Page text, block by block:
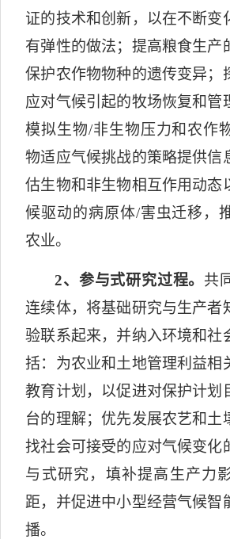
证的技术和创新，以在不断变
有弹性的做法；提高粮食生产
保护农作物物种的遗传变异；
应对气候引起的牧场恢复和管
模拟生物/非生物压力和农作
物适应气候挑战的策略提供信
估生物和非生物相互作用动态
候驱动的病原体/害虫迁移，
农业。
2、参与式研究过程。 共
连续体，将基础研究与生产者
验联系起来，并纳入环境和社
括：为农业和土地管理利益相
教育计划，以促进对保护计划
台的理解；优先发展农艺和土
找社会可接受的应对气候变化
与式研究，填补提高生产力
距，并促进中小型经营气候智
播。